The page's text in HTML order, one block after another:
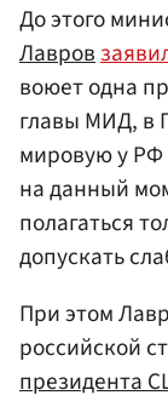
До этого
Лавров
воюет одна
главы МИД, в
мировую у
на данный
полагаться
допускать
При этом
российской
президента